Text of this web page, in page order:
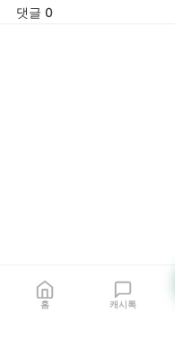
댓글 0
홈 캐시톡